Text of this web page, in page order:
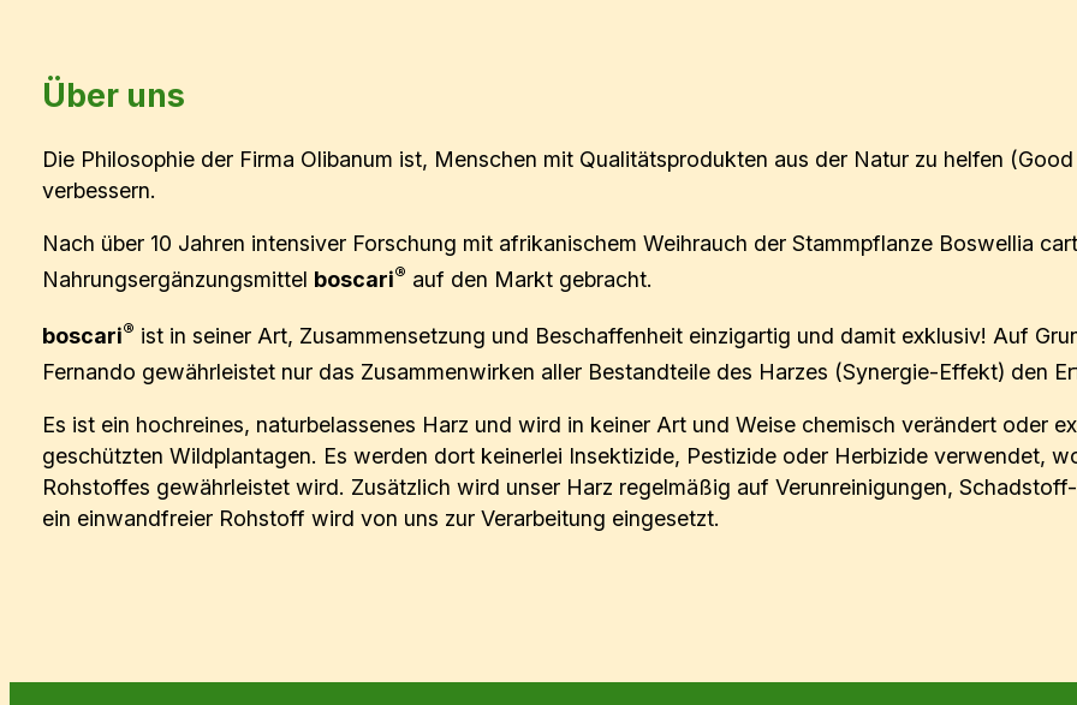
Über uns
Die Philosophie der Firma Olibanum ist, Menschen mit Qualitätsprodukten aus der Natur zu helfen
verbessern.
Nach über 10 Jahren intensiver Forschung mit afrikanischem Weihrauch der Stamm­pflanze Boswellia
Nahrungsergänzungsmittel boscari® auf den Markt gebracht.
boscari® ist in seiner Art, Zusammensetzung und Beschaffenheit einzigartig und da­mit exklusiv! Auf
Fernando ge­währleistet nur das Zusammenwirken aller Bestandteile des Harzes (Synergie-Effekt) den
Es ist ein hochreines, naturbelassenes Harz und wird in keiner Art und Weise chemisch verändert oder
geschützten Wildplantagen. Es werden dort keinerlei Insektizide, Pestizide oder Herbizide verwendet,
Rohstoffes gewährleistet wird. Zusätzlich wird unser Harz regelmäßig auf Verunreinigungen,
ein einwandfreier Rohstoff wird von uns zur Verarbeitung eingesetzt.